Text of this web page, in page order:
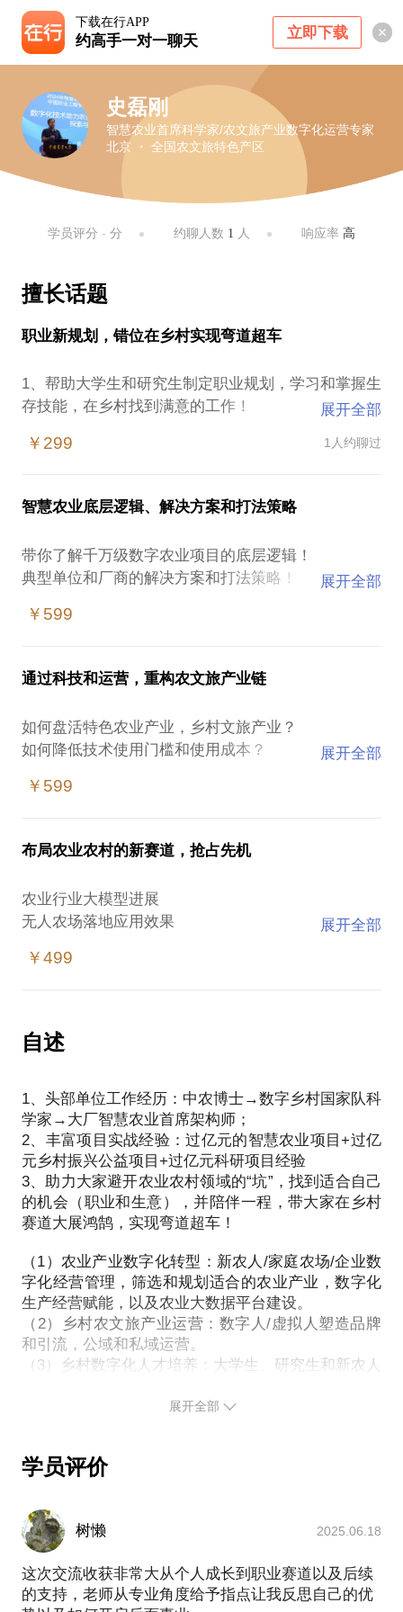
下载在行APP
约高手一对一聊天 立即下载
史磊刚
智慧农业首席科学家/农文旅产业数字化运营专家
北京 ・ 全国农文旅特色产区
学员评分 - 分 约聊人数 1 人 响应率高
擅长话题
职业新规划，错位在乡村实现弯道超车
1、帮助大学生和研究生制定职业规划，学习和掌握生
存技能，在乡村找到满意的工作！
父母养老、孩子教育和中年失业问题！
家，在北京安家落户，一线大厂数字乡村专家，培养
一批新农人，帮助他们发家致富；帮助农业老板实现
展开全部
￥299 1人约聊过
智慧农业底层逻辑、解决方案和打法策略
带你了解千万级数字农业项目的底层逻辑！
典型单位和厂商的解决方案和打法策略！
么价值？
和数字乡村项目规划设计和组织实施经验，覆盖20余
展开全部
￥599
通过科技和运营，重构农文旅产业链
如何盘活特色农业产业，乡村文旅产业？
如何降低技术使用门槛和使用成本？
认养农业如何破解产销对接？
GIS、遥感、物联网、区块链和人工智能等技术在农
业农村应用，规划设计了“科技+金融+运营”和“公益
展开全部
￥599
布局农业农村的新赛道，抢占先机
农业行业大模型进展
无人农场落地应用效果
区块链等新技术是否可以解决农产品质量安全问题？
降低了农业技术使用门槛和成本，让用户可以便捷的
展开全部
￥499
自述
1、头部单位工作经历：中农博士→数字乡村国家队科
学家→大厂智慧农业首席架构师；
2、丰富项目实战经验：过亿元的智慧农业项目+过亿
元乡村振兴公益项目+过亿元科研项目经验
3、助力大家避开农业农村领域的“坑”，找到适合自己
的机会（职业和生意），并陪伴一程，带大家在乡村
赛道大展鸿鹄，实现弯道超车！
（1）农业产业数字化转型：新农人/家庭农场/企业数
字化经营管理，筛选和规划适合的农业产业，数字化
生产经营赋能，以及农业大数据平台建设。
（2）乡村农文旅产业运营：数字人/虚拟人塑造品牌
和引流，公域和私域运营。
（3）乡村数字化人才培养：大学生、研究生和新农人
展开全部
学员评价
树懒 2025.06.18
这次交流收获非常大从个人成长到职业赛道以及后续
的支持，老师从专业角度给予指点让我反思自己的优